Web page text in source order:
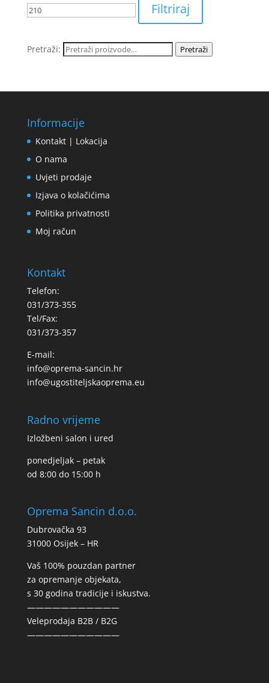
Filtriraj
Pretraži: Pretraži
Informacije
Kontakt | Lokacija
O nama
Uvjeti prodaje
Izjava o kolačićima
Politika privatnosti
Moj račun
Kontakt
Telefon:
031/373-355
Tel/Fax:
031/373-357
E-mail:
info@oprema-sancin.hr
info@ugostiteljskaoprema.eu
Radno vrijeme
Izložbeni salon i ured
ponedjeljak – petak
od 8:00 do 15:00 h
Oprema Sancin d.o.o.
Dubrovačka 93
31000 Osijek – HR
Vaš 100% pouzdan partner
za opremanje objekata,
s 30 godina tradicije i iskustva.
———————————
Veleprodaja B2B / B2G
———————————